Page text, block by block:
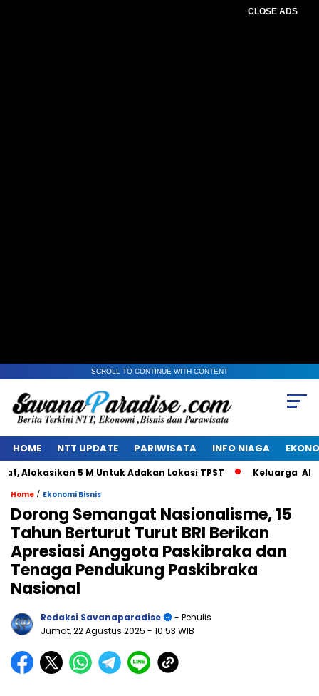
CLOSE ADS
SCROLL TO CONTINUE WITH CONTENT
HOME NTT UPDATE PARIWISATA INFO NIAGA
5 M Untuk Adakan Lokasi TPST Keluarga Alm
Home / Ekonomi Bisnis
Dorong Semangat Nasionalisme, 15
Tahun Berturut Turut BRI Berikan
Apresiasi Anggota Paskibraka dan
Tenaga Pendukung Paskibraka
Nasional
Redaksi Savanaparadise
- Penulis
Jumat, 22 Agustus 2025 - 10:53 WIB